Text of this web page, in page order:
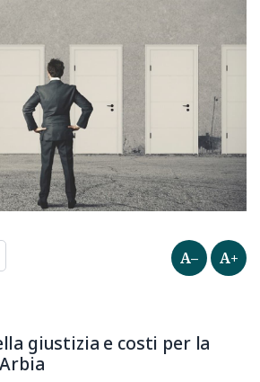
A– A+
giustizia e costi per la